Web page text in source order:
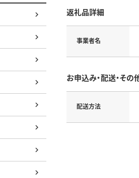
返礼品詳細
事業者名
お申込み・配送・その
配送方法